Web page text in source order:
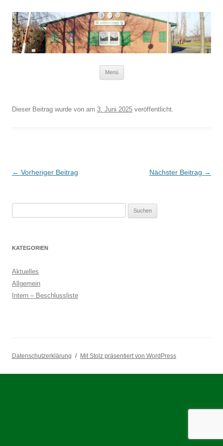
Schützenverein Blumenau von 1952
e.V.
Menü
Dieser Beitrag wurde von am 3. Juni 2025 veröffentlicht.
Beitragsnavigation
← Vorheriger Beitrag Nächster Beitrag →
KATEGORIEN
Aktuelles
Allgemein
Intern – Beschlussliste
Datenschutzerklärung Mit Stolz präsentiert von WordPress